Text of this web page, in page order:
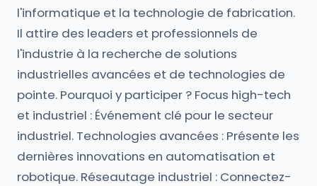
l'informatique et la technologie de fabrication.
Il attire des leaders et professionnels de
l'industrie à la recherche de solutions
industrielles avancées et de technologies de
pointe. Pourquoi y participer ? Focus high-tech
et industriel : Événement clé pour le secteur
industriel. Technologies avancées : Présente les
dernières innovations en automatisation et
robotique. Réseautage industriel : Connectez-